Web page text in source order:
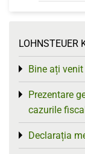
LOHNSTEUER
Bine ați
Toggle menu
Prezentare
cazurile
Toggle menu
Declarația
Toggle menu